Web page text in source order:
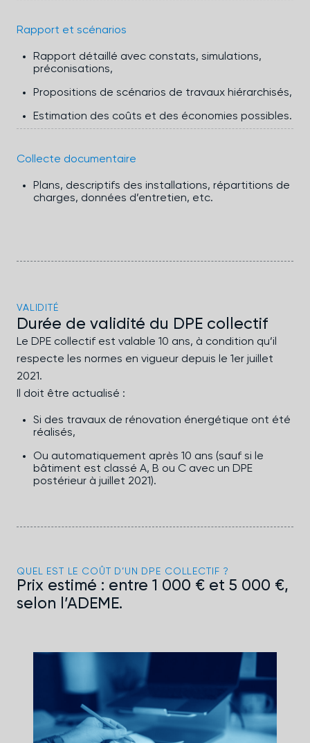
Rapport et scénarios
Rapport détaillé avec constats, simulations,
préconisations,
Propositions de scénarios de travaux hiérarchisés,
Estimation des coûts et des économies possibles.
Collecte documentaire
Plans, descriptifs des installations, répartitions de
charges, données d’entretien, etc.
VALIDITÉ
Durée de validité du DPE collectif
Le DPE collectif est valable 10 ans, à condition qu’il
respecte les normes en vigueur depuis le 1er juillet
2021.
Il doit être actualisé :
Si des travaux de rénovation énergétique ont été
réalisés,
Ou automatiquement après 10 ans (sauf si le
bâtiment est classé A, B ou C avec un DPE
postérieur à juillet 2021).
QUEL EST LE COÛT D’UN DPE COLLECTIF ?
Prix estimé : entre 1 000 € et 5 000 €,
selon l’ADEME.